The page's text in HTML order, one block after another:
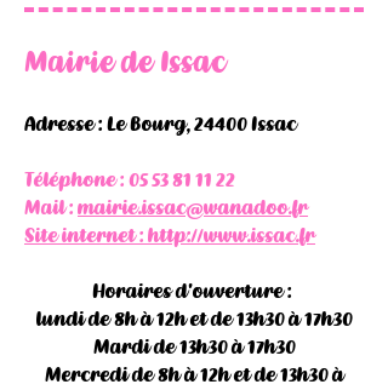
Mairie de Issac
Adresse : Le Bourg, 24400 Issac
Téléphone : 05 53 81 11 22
Mail : mairie.issac@wanadoo.fr
Site internet : http://www.issac.fr
Horaires d'ouverture :
lundi de 8h à 12h et de 13h30 à 17h30
Mardi de 13h30 à 17h30
Mercredi de 8h à 12h et de 13h30 à